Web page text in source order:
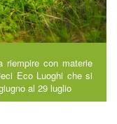
riempire con materie
Eco Luoghi che si
al 29 luglio